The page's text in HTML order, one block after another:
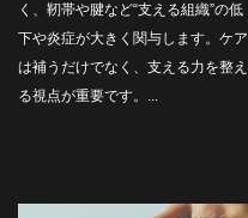
く、靭帯や腱など“支える組織”の低
下や炎症が大きく関与します。ケア
は補うだけでなく、支える力を整え
る視点が重要です。...